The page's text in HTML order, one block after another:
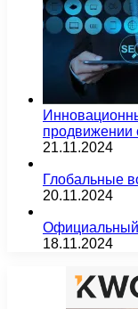
продвижении
21.11.2024
Глобальные
20.11.2024
Официальный
18.11.2024